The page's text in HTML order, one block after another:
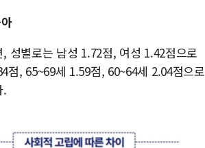
성별로는 남성 1.72점, 여성 1.42점으로
점, 65~69세 1.59점, 60~64세 2.04점으로
.